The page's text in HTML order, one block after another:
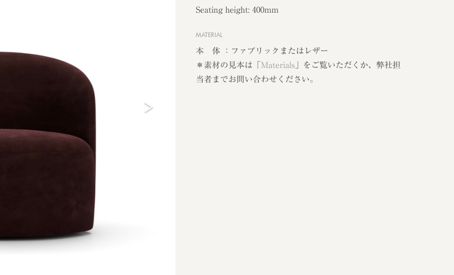
Seating height: 400mm
MATERIAL
本 体 ：ファブリックまたはレザー
＊素材の見本は「 Materials 」をご覧いただくか、弊社担
当者までお問い合わせください。